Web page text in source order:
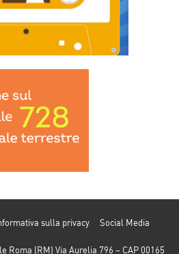
sulla privacy
Social Media
Roma (RM) Via Aurelia 796 – CAP 00165